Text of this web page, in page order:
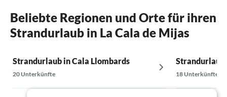
Beliebte Regionen und Orte für ihren
Strandurlaub in La Cala de Mijas
Strandurlaub in Cala Llombards
20 Unterkünfte 18 Unterkünfte